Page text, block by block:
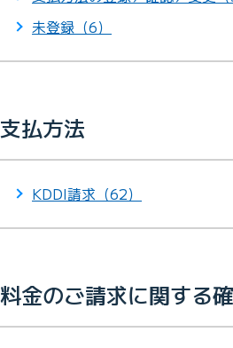
未登録（6）
支払方法
KDDI請求（62）
料金のご請求に関する